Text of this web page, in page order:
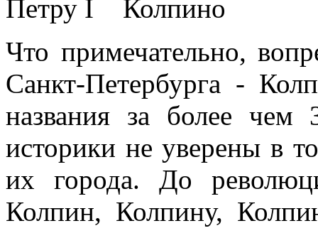
Что примечательно,
Санкт-Петербурга -
названия за более чем
историки не уверены в
их города. До
Колпин, Колпину,